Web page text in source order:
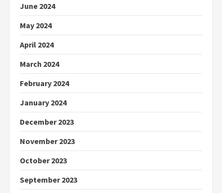
June 2024
May 2024
April 2024
March 2024
February 2024
January 2024
December 2023
November 2023
October 2023
September 2023